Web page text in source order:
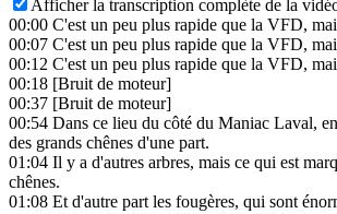
Afficher la transcription complète de la
00:00 C'est un peu plus rapide que la VFD,
00:07 C'est un peu plus rapide que la VFD,
00:12 C'est un peu plus rapide que la VFD,
00:18 [Bruit de moteur]
00:37 [Bruit de moteur]
00:54 Dans ce lieu du côté du Maniac Laval,
des grands chênes d'une part.
01:04 Il y a d'autres arbres, mais ce qui est
chênes.
01:08 Et d'autre part les fougères, qui sont